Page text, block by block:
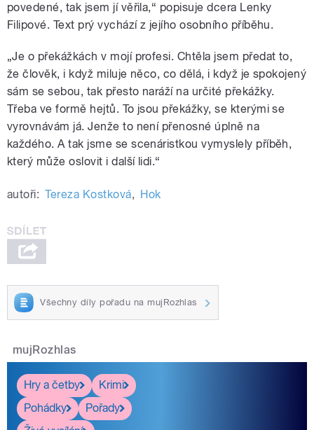
povedené, tak jsem jí věřila,“ popisuje dcera Lenky
Filipové. Text prý vychází z jejího osobního příběhu.
„Je o překážkách v mojí profesi. Chtěla jsem předat to,
že člověk, i když miluje něco, co dělá, i když je spokojený
sám se sebou, tak přesto naráží na určité překážky.
Třeba ve formě hejtů. To jsou překážky, se kterými se
vyrovnávám já. Jenže to není přenosné úplně na
každého. A tak jsme se scenáristkou vymyslely příběh,
který může oslovit i další lidi.“
autoři: Tereza Kostková, Hok
Všechny díly pořadu na mujRozhlas
mujRozhlas
Hry a četby
Krimi
Pohádky
Pořady